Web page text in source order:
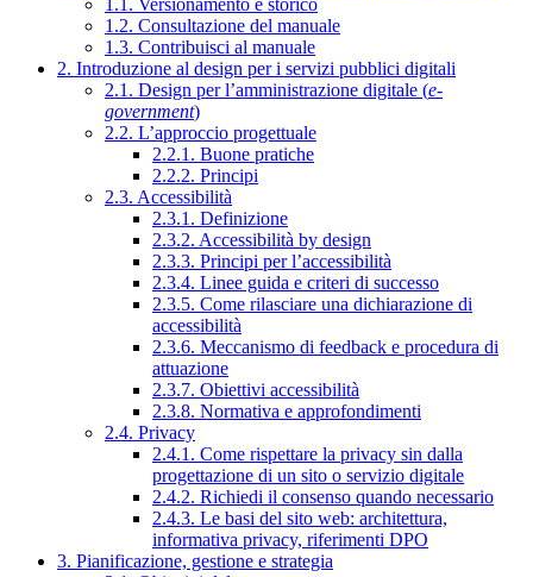
1.2. Consultazione del manuale
1.3. Contribuisci al manuale
2. Introduzione al design per i servizi pubblici digitali
2.1. Design per l’amministrazione digitale (e-
government)
2.2. L’approccio progettuale
2.2.1. Buone pratiche
2.2.2. Principi
2.3. Accessibilità
2.3.1. Definizione
2.3.2. Accessibilità by design
2.3.3. Principi per l’accessibilità
2.3.4. Linee guida e criteri di successo
2.3.5. Come rilasciare una dichiarazione di
accessibilità
2.3.6. Meccanismo di feedback e procedura di
attuazione
2.3.7. Obiettivi accessibilità
2.3.8. Normativa e approfondimenti
2.4. Privacy
2.4.1. Come rispettare la privacy sin dalla
progettazione di un sito o servizio digitale
2.4.2. Richiedi il consenso quando necessario
2.4.3. Le basi del sito web: architettura,
informativa privacy, riferimenti DPO
3. Pianificazione, gestione e strategia